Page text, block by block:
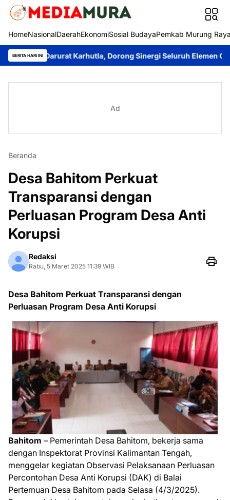
HomeNasionalDaerahEkonomiSosial BudayaPemkab Murung
BERITA HARI INIKarhutla, Dorong Sinergi Seluruh Elemen Cegah
Ad
Beranda
Desa Bahitom Perkuat
Transparansi dengan
Perluasan Program Desa Anti
Korupsi
Redaksi
Rabu, 5 Maret 2025 11:39 WIB
Desa Bahitom Perkuat Transparansi dengan
Perluasan Program Desa Anti Korupsi
Bahitom – Pemerintah Desa Bahitom, bekerja sama
dengan Inspektorat Provinsi Kalimantan Tengah,
menggelar kegiatan Observasi Pelaksanaan Perluasan
Percontohan Desa Anti Korupsi (DAK) di Balai
Pertemuan Desa Bahitom pada Selasa (4/3/2025).